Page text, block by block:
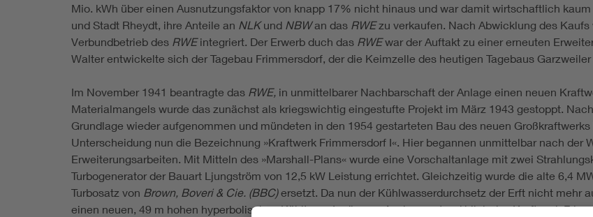
Mio. kWh über einen Ausnutzungsfaktor von knapp 17% nicht hinaus und war damit wirtschaftlich
und Stadt Rheydt, ihre Anteile an NLKund NBWan das RWEzu verkaufen. Nach Abwicklung des
Verbundbetrieb des RWEintegriert. Der Erwerb duch das RWEwar der Auftakt zu einer erneuten
Walter entwickelte sich der Tagebau Frimmersdorf, der die Keimzelle des heutigen Tagebaus
Im November 1941 beantragte das RWE, in unmittelbarer Nachbarschaft der Anlage einen neuen
Materialmangels wurde das zunächst als kriegswichtig eingestufte Projekt im März 1943 gestoppt.
Grundlage wieder aufgenommen und mündeten in den 1954 gestarteten Bau des neuen
Unterscheidung nun die Bezeichnung »Kraftwerk Frimmersdorf I«. Hier begannen unmittelbar nach der
Erweiterungsarbeiten. Mit Mitteln des »Marshall-Plans« wurde eine Vorschaltanlage mit zwei
Turbogenerator der Bauart Ljungström von 12,5 kW Leistung errichtet. Gleichzeitig wurde die alte 6,4
Turbosatz von Brown, Boveri & Cie. (BBC)ersetzt. Da nun der Kühlwasserdurchsetz der Erft nicht mehr
einen neuen, 49 m hohen hyperbolischen Kühlturm. In diesem Ausbauzustand blieb das Kraftwerk